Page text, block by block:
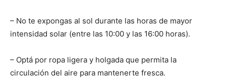
– No te expongas al sol durante las horas de mayor
intensidad solar (entre las 10:00 y las 16:00 horas).
– Optá por ropa ligera y holgada que permita la
circulación del aire para mantenerte fresca.